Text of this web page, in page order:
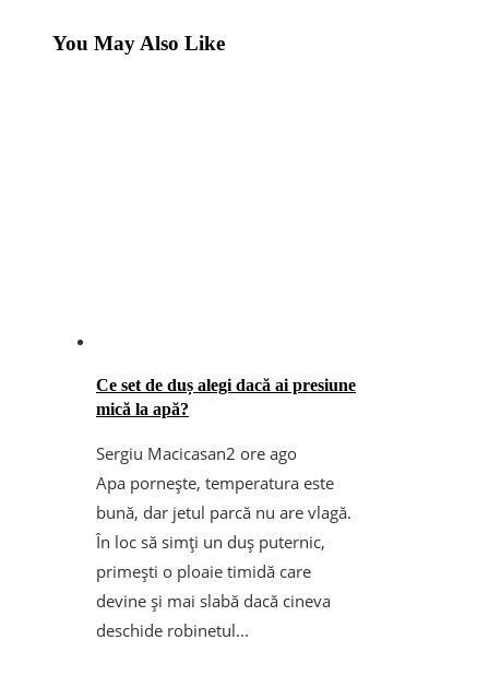
You May Also Like
Ce set de duș alegi dacă ai presiune
mică la apă?
Sergiu Macicasan2 ore ago
Apa pornește, temperatura este
bună, dar jetul parcă nu are vlagă.
În loc să simți un duș puternic,
primești o ploaie timidă care
devine și mai slabă dacă cineva
deschide robinetul...